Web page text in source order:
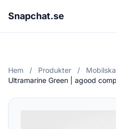
Snapchat.se
Hem / Produkter /
Ultramarine Green | agood